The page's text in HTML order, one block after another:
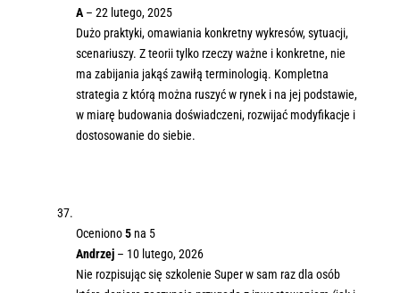
A – 22 lutego, 2025
Dużo praktyki, omawiania konkretny wykresów, sytuacji,
scenariuszy. Z teorii tylko rzeczy ważne i konkretne, nie
ma zabijania jakąś zawiłą terminologią. Kompletna
strategia z którą można ruszyć w rynek i na jej podstawie,
w miarę budowania doświadczeni, rozwijać modyfikacje i
dostosowanie do siebie.
Oceniono5na 5
Andrzej – 10 lutego, 2026
Nie rozpisując się szkolenie Super w sam raz dla osób